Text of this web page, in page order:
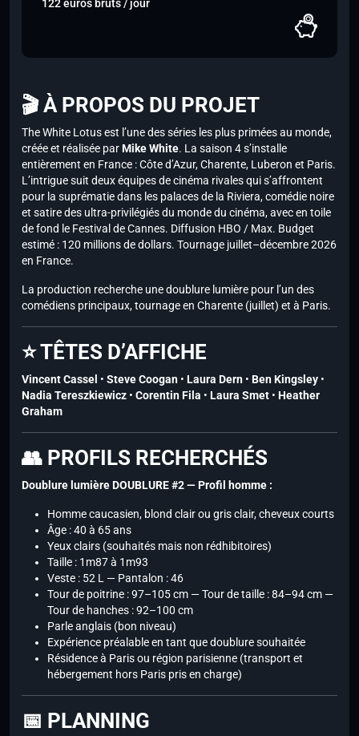
122 euros bruts / jour
🎬 À PROPOS DU PROJET
The White Lotus est l’une des séries les plus primées au monde,
créée et réalisée parMike White. La saison 4 s’installe
entièrement en France : Côte d’Azur, Charente, Luberon et Paris.
L’intrigue suit deux équipes de cinéma rivales qui s’affrontent
pour la suprématie dans les palaces de la Riviera, comédie noire
et satire des ultra-privilégiés du monde du cinéma, avec en toile
de fond le Festival de Cannes. Diffusion HBO / Max. Budget
estimé : 120 millions de dollars. Tournage juillet–décembre 2026
en France.
La production recherche une doublure lumière pour l’un des
comédiens principaux, tournage en Charente (juillet) et à Paris.
⭐ TÊTES D’AFFICHE
Vincent Cassel • Steve Coogan • Laura Dern • Ben Kingsley •
Nadia Tereszkiewicz • Corentin Fila • Laura Smet • Heather
Graham
👥 PROFILS RECHERCHÉS
Doublure lumière DOUBLURE #2 — Profil homme :
Homme caucasien, blond clair ou gris clair, cheveux courts
Âge : 40 à 65 ans
Yeux clairs (souhaités mais non rédhibitoires)
Taille : 1m87 à 1m93
Veste : 52 L — Pantalon : 46
Tour de poitrine : 97–105 cm — Tour de taille : 84–94 cm —
Tour de hanches : 92–100 cm
Parle anglais (bon niveau)
Expérience préalable en tant que doublure souhaitée
Résidence à Paris ou région parisienne (transport et
hébergement hors Paris pris en charge)
📅 PLANNING